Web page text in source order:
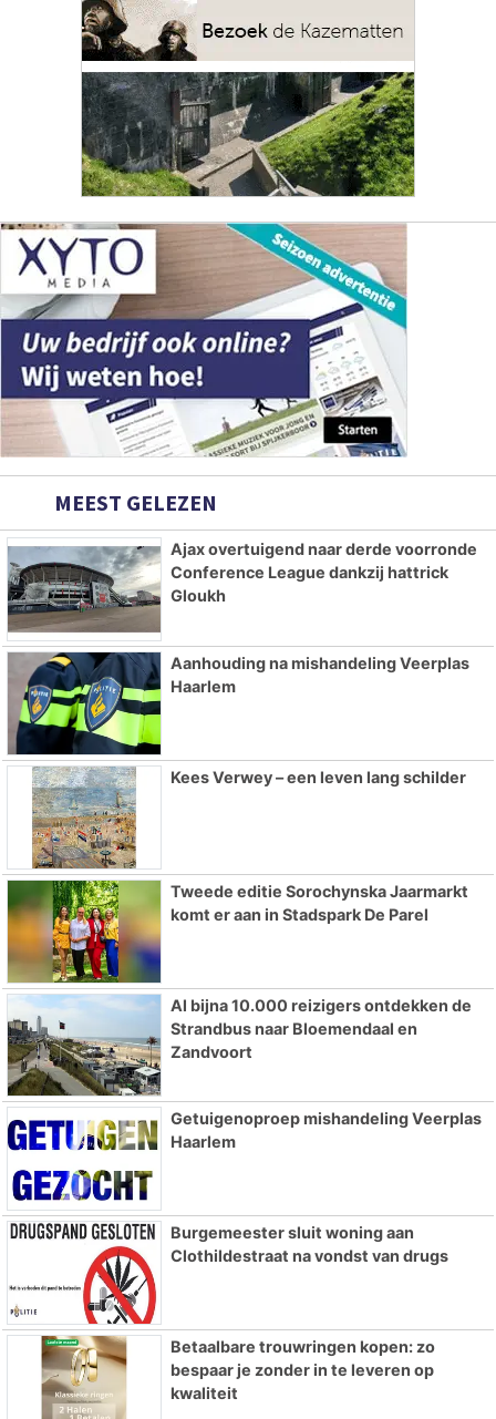
MEEST GELEZEN
Ajax overtuigend naar derde voorronde
Conference League dankzij hattrick
Gloukh
Aanhouding na mishandeling Veerplas
Haarlem
Kees Verwey – een leven lang schilder
Tweede editie Sorochynska Jaarmarkt
komt er aan in Stadspark De Parel
Al bijna 10.000 reizigers ontdekken de
Strandbus naar Bloemendaal en
Zandvoort
Getuigenoproep mishandeling Veerplas
Haarlem
Burgemeester sluit woning aan
Clothildestraat na vondst van drugs
Betaalbare trouwringen kopen: zo
bespaar je zonder in te leveren op
kwaliteit